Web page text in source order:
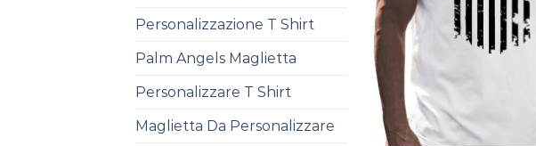
Personalizzazione T Shirt
Palm Angels Maglietta
Personalizzare T Shirt
Maglietta Da Personalizzare